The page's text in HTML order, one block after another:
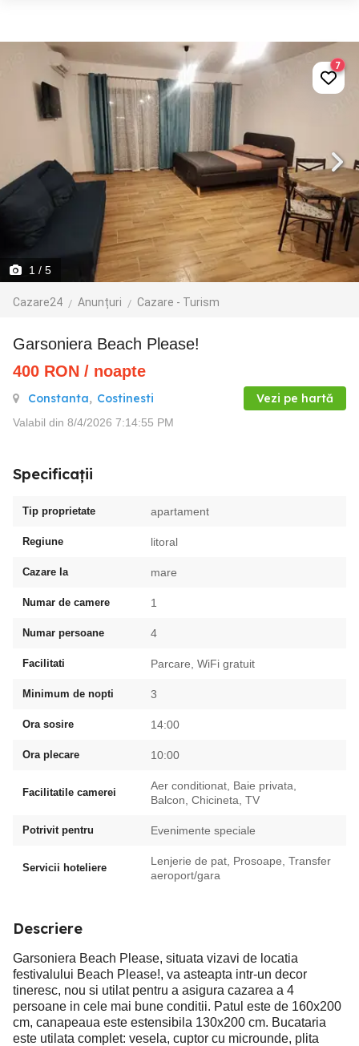
1 / 5
Cazare24 Anunțuri Cazare - Turism
7
Garsoniera Beach Please!
400 RON / noapte
Constanta, Costinesti Vezi pe hartă
Valabil din 8/4/2026 7:14:55 PM
Specificații
Tip proprietate apartament
Regiune litoral
Cazare la mare
Numar de camere 1
Numar persoane 4
Facilitati Parcare, WiFi gratuit
Minimum de nopti 3
Ora sosire 14:00
Ora plecare 10:00
Facilitatile camerei
Aer conditionat, Baie privata,
Balcon, Chicineta, TV
Potrivit pentru Evenimente speciale
Servicii hoteliere
Lenjerie de pat, Prosoape, Transfer
aeroport/gara
Descriere
Garsoniera Beach Please, situata vizavi de locatia
festivalului Beach Please!, va asteapta intr-un decor
tineresc, nou si utilat pentru a asigura cazarea a 4
persoane in cele mai bune conditii. Patul este de 160x200
cm, canapeaua este estensibila 130x200 cm. Bucataria
este utilata complet: vesela, cuptor cu microunde, plita